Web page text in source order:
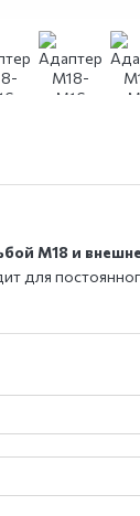
M18 и
для